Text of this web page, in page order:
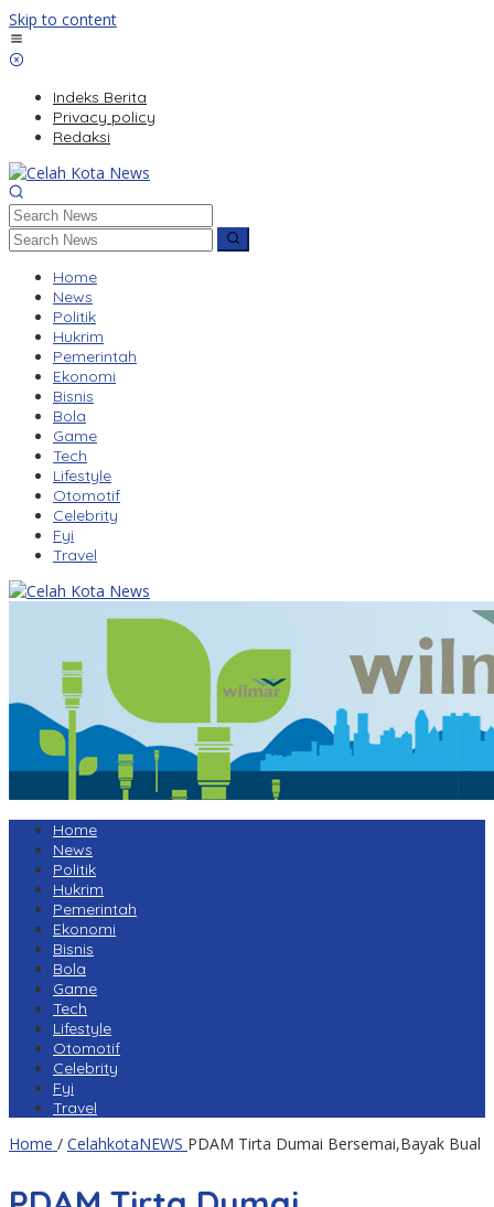
Skip to content
Indeks Berita
Privacy policy
Redaksi
Home
News
Politik
Hukrim
Pemerintah
Ekonomi
Bisnis
Bola
Game
Tech
Lifestyle
Otomotif
Celebrity
Fyi
Travel
Home
News
Politik
Hukrim
Pemerintah
Ekonomi
Bisnis
Bola
Game
Tech
Lifestyle
Otomotif
Celebrity
Fyi
Travel
Home / CelahkotaNEWS PDAM Tirta Dumai Bersemai,Bayak Bual